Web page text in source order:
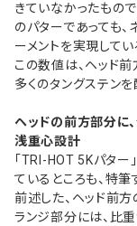
きていなかったもの
のパターであっても
ーメントを実現してい
この数値は、ヘッド
多くのタングステン
ヘッドの前方部分に
浅重心設計
「TRI-HOT 5Kパター
ているところも、特筆
前述した、ヘッド前
ランジ部分には、比